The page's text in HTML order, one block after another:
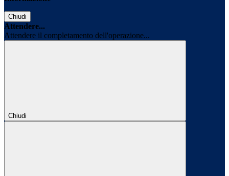
Chiudi
Attendere...
Attendere il completamento dell'operazione...
Chiudi